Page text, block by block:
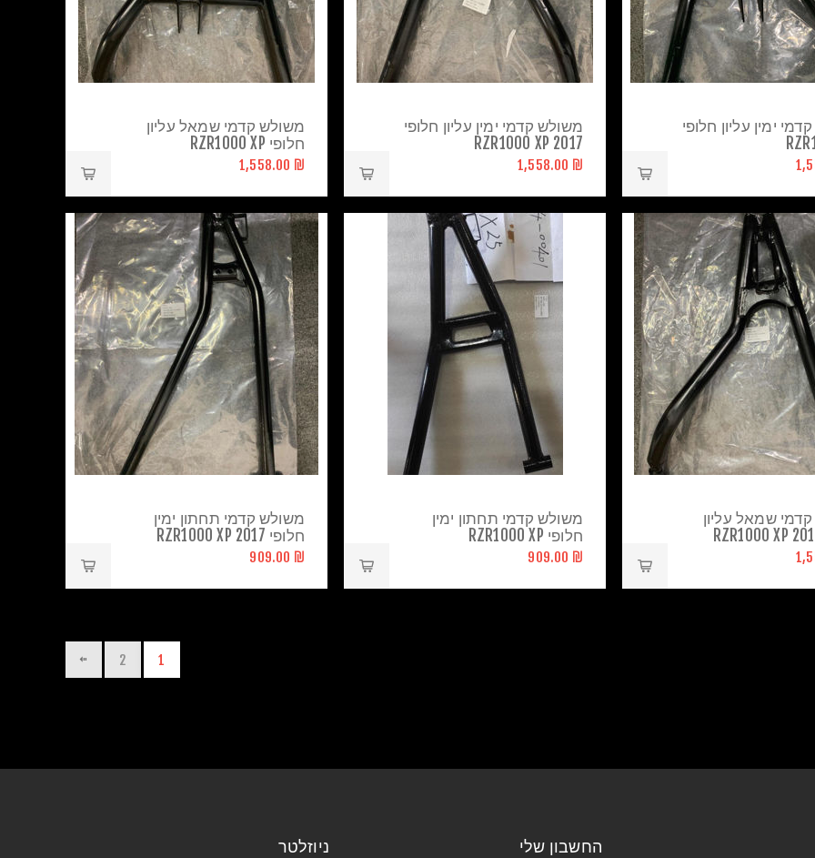
ימין עליון חלופי
משולש קדמי ימין עליון חלופי
RZR1000 XP 2017
₪ 1,558.00
משולש קדמי שמאל עליון
חלופי RZR1000 XP
₪ 1,558.00
שמאל עליון
משולש קדמי תחתון ימין
חלופי RZR1000 XP
₪ 909.00
משולש קדמי תחתון ימין
חלופי RZR1000 XP 2017
₪ 909.00
1
2
החשבון שלי ניוזלטר